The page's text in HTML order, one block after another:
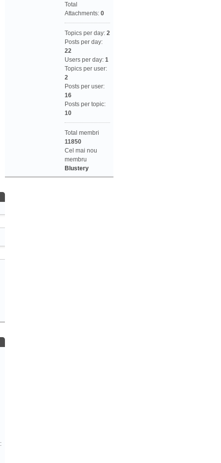
Total
Attachments: 0
Topics per day: 2
Posts per day:
22
Users per day: 1
Topics per user:
2
Posts per user:
16
Posts per topic:
10
Total membri
11850
Cel mai nou
membru
Blustery